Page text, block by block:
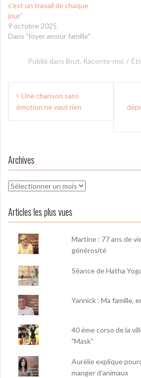
c’est un travail de chaque
jour”
9 octobre 2025
Dans "foyer amour famille"
Publié dans Brut, Raconte-moi
Navigation
deUne chanson sans
émotion ne vaut rien
Archives
Archives
Articles les plus vues
Martine : 77 ans de
générosité
Séance de Hatha
Yannick : Ma famille,
40 ème corso de la
"Mask"
Aurélie explique
manger d’animaux